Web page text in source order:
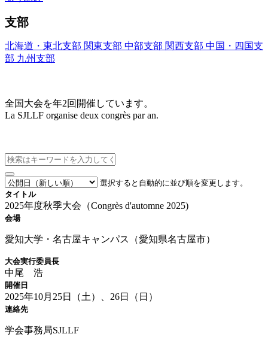
支部
北海道・東北支部 関東支部 中部支部 関西支部 中国・四国支
部 九州支部
全国大会を年2回開催しています。
La SJLLF organise deux congrès par an.
選択すると自動的に並び順を変更します。
タイトル
2025年度秋季大会（Congrès d'automne 2025)
会場
愛知大学・名古屋キャンパス（愛知県名古屋市）
大会実行委員長
中尾 浩
開催日
2025年10月25日（土）、26日（日）
連絡先
学会事務局SJLLF